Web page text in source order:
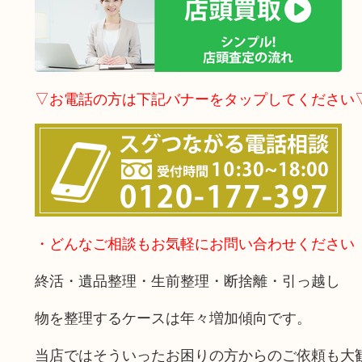
▽お電話の方は下記バナーをタップしてくださ
・どんなご相談もお気軽にお問い合わせください
終活・遺品整理・生前整理・断捨離・引っ越し
物を整理するケースは年々増加傾向です。
当店ではそういったお困りの方からのご依頼も大